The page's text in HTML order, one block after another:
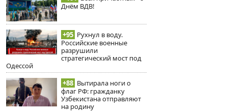
Днём ВДВ!
+95 Рухнул в воду.
Российские военные
разрушили
стратегический мост под
Одессой
+88 Вытирала ноги о
флаг РФ: гражданку
Узбекистана отправляют
на родину